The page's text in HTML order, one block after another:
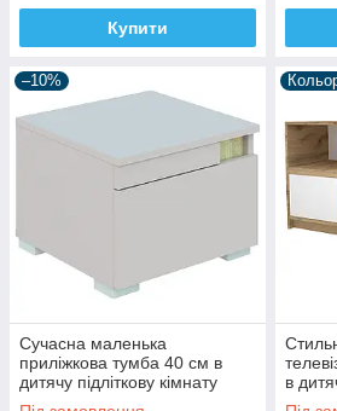
Купити
–10%
Сучасна маленька
приліжкова тумба 40 см в
дитячу підліткову кімнату
ЛДСП Маріо Світ Меблів
в
ДСП